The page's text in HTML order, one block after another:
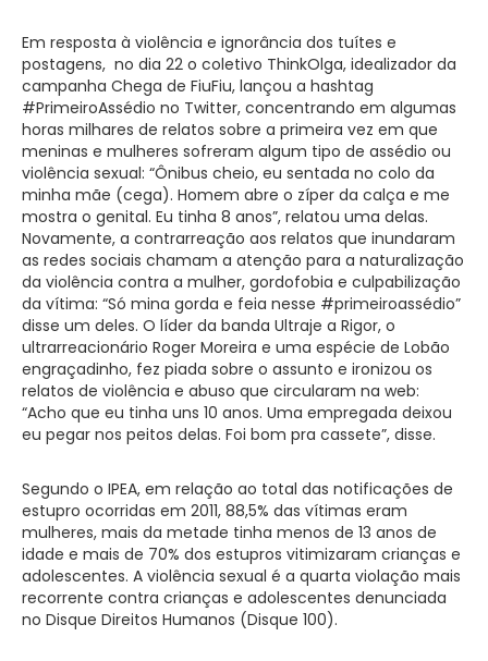
Em resposta à violência e ignorância dos tuítes e
postagens, no dia 22 o coletivo ThinkOlga, idealizador da
campanha Chega de FiuFiu, lançou a hashtag
#PrimeiroAssédio no Twitter, concentrando em algumas
horas milhares de relatos sobre a primeira vez em que
meninas e mulheres sofreram algum tipo de assédio ou
violência sexual: “Ônibus cheio, eu sentada no colo da
minha mãe (cega). Homem abre o zíper da calça e me
mostra o genital. Eu tinha 8 anos”, relatou uma delas.
Novamente, a contrarreação aos relatos que inundaram
as redes sociais chamam a atenção para a naturalização
da violência contra a mulher, gordofobia e culpabilização
da vítima: “Só mina gorda e feia nesse #primeiroassédio”
disse um deles. O líder da banda Ultraje a Rigor, o
ultrarreacionário Roger Moreira e uma espécie de Lobão
engraçadinho, fez piada sobre o assunto e ironizou os
relatos de violência e abuso que circularam na web:
“Acho que eu tinha uns 10 anos. Uma empregada deixou
eu pegar nos peitos delas. Foi bom pra cassete”, disse.
Segundo o IPEA, em relação ao total das notificações de
estupro ocorridas em 2011, 88,5% das vítimas eram
mulheres, mais da metade tinha menos de 13 anos de
idade e mais de 70% dos estupros vitimizaram crianças e
adolescentes. A violência sexual é a quarta violação mais
recorrente contra crianças e adolescentes denunciada
no Disque Direitos Humanos (Disque 100).